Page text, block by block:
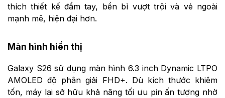
thích thiết kế đầm tay, bền bỉ vượt trội và vẻ ngoài
mạnh mẽ, hiện đại hơn.
Màn hình hiển thị
Galaxy S26 sử dụng màn hình 6.3 inch Dynamic LTPO
AMOLED độ phân giải FHD+. Dù kích thước khiêm
tốn, máy lại sở hữu khả năng tối ưu pin ấn tượng nhờ